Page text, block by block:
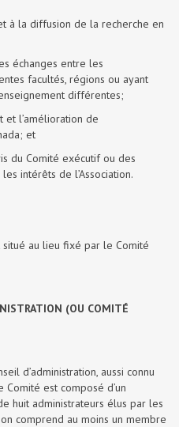
à la diffusion de la recherche en
échanges entre les
facultés, régions ou ayant
différentes;
l’amélioration de
et
du Comité exécutif ou des
intérêts de l’Association.
situé au lieu fixé par le Comité
(OU COMITÉ
d’administration, aussi connu
est composé d’un
huit administrateurs élus par les
comprend au moins un membre